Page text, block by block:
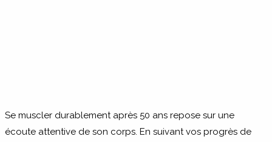
Se muscler durablement après 50 ans repose sur une
écoute attentive de son corps. En suivant vos progrès de